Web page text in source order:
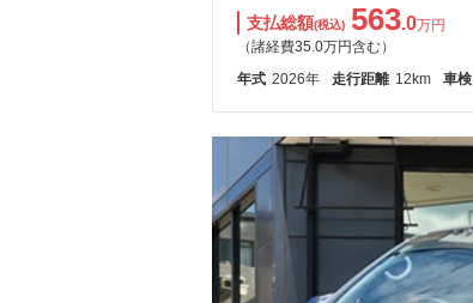
支払総額(税込) 563.0万円
（諸経費35.0万円含む）
年式 2026年 走行距離 12km 車検